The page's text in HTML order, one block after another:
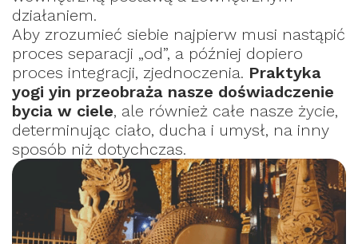
działaniem.
Aby zrozumieć siebie najpierw musi nastąpić
proces separacji „od”, a później dopiero
proces integracji, zjednoczenia. Praktyka
yogi yin przeobraża nasze doświadczenie
bycia w ciele, ale również całe nasze życie,
determinując ciało, ducha i umysł, na inny
sposób niż dotychczas.